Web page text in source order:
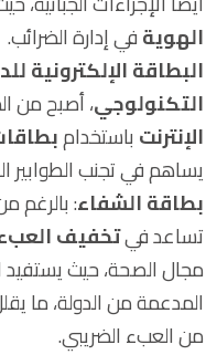
الهويةفي إدارة الضرائب.
البطاقة الإلكترونية
التكنولوجي، أصبح من
الإنترنت باستخدام
يساهم في تجنب الطوابير
بطاقة الشفاء: بالرغم
تساعد فيتخفيف
مجال الصحة، حيث
المدعمة من الدولة، ما
من العبء الضريبي.